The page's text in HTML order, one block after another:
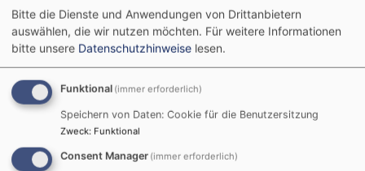
Einführung des Kirchenvorstandes (mit Ersatzleuten)
Bitte die Dienste und Anwendungen von Drittanbietern
auswählen, die wir nutzen möchten. Für weitere Informationen
bitte unsere Datenschutzhinweise lesen.
Funktional (immer erforderlich)
Speichern von Daten: Cookie für die Benutzersitzung
Zweck: Funktional
Consent Manager (immer erforderlich)